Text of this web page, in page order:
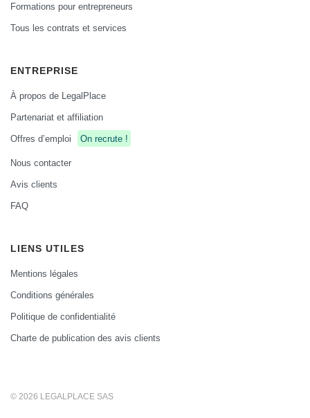
Formations pour entrepreneurs
Tous les contrats et services
ENTREPRISE
À propos de LegalPlace
Partenariat et affiliation
Offres d’emploi
On recrute !
Nous contacter
Avis clients
FAQ
LIENS UTILES
Mentions légales
Conditions générales
Politique de confidentialité
Charte de publication des avis clients
© 2026 LEGALPLACE SAS